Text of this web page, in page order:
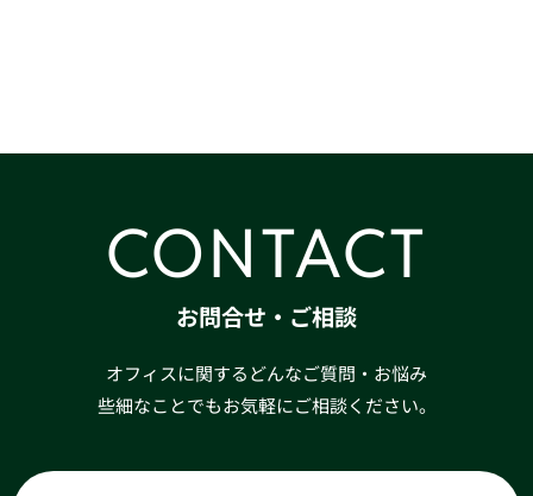
CONTACT
お問合せ・ご相談
オフィスに関するどんなご質問・お悩み
些細なことでもお気軽にご相談ください。